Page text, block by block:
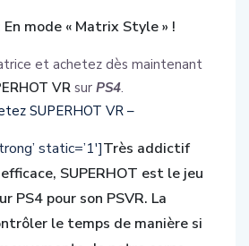
En mode « Matrix Style » !
et achetez dès maintenant
VRsur PS4.
SUPERHOT VR –
static=’1′]Très addictif
SUPERHOT est le jeu
PS4 pour son PSVR. La
le temps de manière si